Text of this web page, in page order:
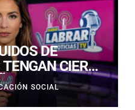
DE
CIERRE
UN
SOCIAL